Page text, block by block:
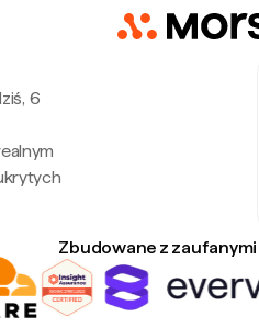
6
Zbudowane z